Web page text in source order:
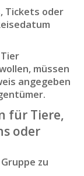
Tickets oder
müssen
angegeben
für Tiere,
oder
zu